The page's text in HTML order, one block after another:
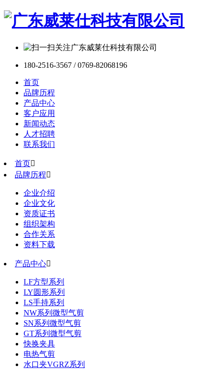
180-2516-3567 / 0769-82068196
首页
品牌历程
产品中心
客户应用
新闻动态
人才招聘
联系我们
首页
品牌历程
企业介绍
企业文化
资质证书
组织架构
合作关系
资料下载
产品中心
LF方型系列
LY圆形系列
LS手持系列
NW系列微型气剪
SN系列微型气剪
GT系列微型气剪
快换夹具
电热气剪
水口夹VGRZ系列